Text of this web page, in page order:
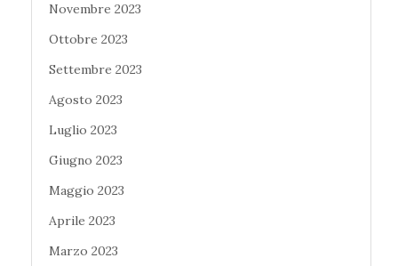
Novembre 2023
Ottobre 2023
Settembre 2023
Agosto 2023
Luglio 2023
Giugno 2023
Maggio 2023
Aprile 2023
Marzo 2023